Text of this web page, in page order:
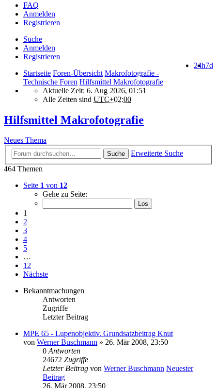
FAQ
Anmelden
Registrieren
Suche
Anmelden
Registrieren
7d
24h
Startseite Foren-Übersicht Makrofotografie -
Technische Foren Hilfsmittel Makrofotografie
Aktuelle Zeit: 6. Aug 2026, 01:51
Alle Zeiten sind UTC+02:00
Hilfsmittel Makrofotografie
Neues Thema
Suche
Erweiterte Suche
464 Themen
Seite 1 von 12
Gehe zu Seite:
1
2
3
4
5
…
12
Nächste
Bekanntmachungen
Antworten
Zugriffe
Letzter Beitrag
MPE 65 - Lupenobjektiv. Grundsatzbeitrag Knut
von Werner Buschmann » 26. Mär 2008, 23:50
0 Antworten
24672 Zugriffe
Letzter Beitrag von Werner Buschmann Neuester
Beitrag
26. Mär 2008, 23:50